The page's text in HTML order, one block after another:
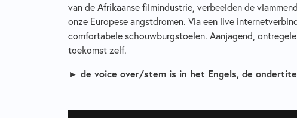
van de Afrikaanse filmindustrie, verbeelden de
onze Europese angstdromen. Via een live
comfortabele schouwburgstoelen. Aanjagend,
toekomst zelf.
► de voice over/stem is in het Engels, de